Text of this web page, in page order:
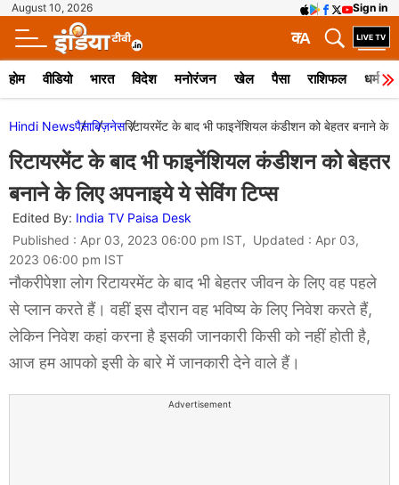
August 10, 2026 Sign in
A
क
होम वीडियो भारत विदेश मनोरंजन खेल पैसा राशिफल धर्म
Hindi Newsपैसाबिज़नेसरिटायरमेंट के बाद भी फाइनेंशियल कंडीशन को बेहतर बनाने के
रिटायरमेंट के बाद भी फाइनेंशियल कंडीशन को बेहतर
बनाने के लिए अपनाइये ये सेविंग टिप्स
Edited By: India TV Paisa Desk
Published : Apr 03, 2023 06:00 pm IST, Updated : Apr 03,
2023 06:00 pm IST
नौकरीपेशा लोग रिटायरमेंट के बाद भी बेहतर जीवन के लिए वह पहले
से प्लान करते हैं। वहीं इस दौरान वह भविष्य के लिए निवेश करते हैं,
लेकिन निवेश कहां करना है इसकी जानकारी किसी को नहीं होती है,
आज हम आपको इसी के बारे में जानकारी देने वाले हैं।
Advertisement